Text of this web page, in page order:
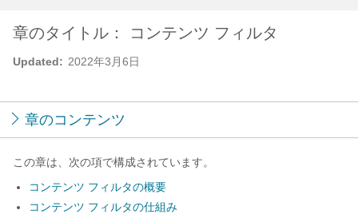
Updated: 2022年3月6日
章のタイトル： コンテンツ フィルタ
章のコンテンツ
この章は、次の項で構成されています。
コンテンツ フィルタの概要
コンテンツ フィルタの仕組み